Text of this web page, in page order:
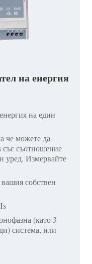
на енергия
на един
че можете да
със съотношение
уред. Измервайте
собствен
(като 3
система, или